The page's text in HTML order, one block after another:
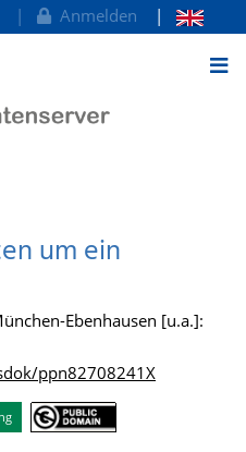
Anmelden
um ein
Ebenhausen [u.a.]:
ppn82708241X